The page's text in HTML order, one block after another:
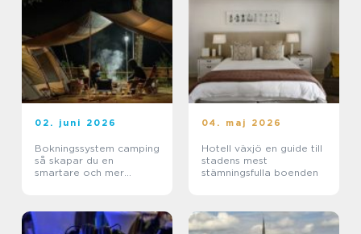
02. juni 2026
Bokningssystem camping
så skapar du en
smartare och mer
04. maj 2026
Hotell växjö en guide till
stadens mest
stämningsfulla boenden